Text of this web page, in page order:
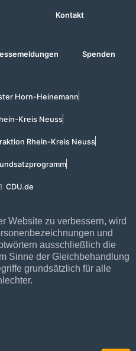
Kontakt
Spenden
Horn-Heinemann
Kreis Neuss
Rhein-Kreis Neuss
CDU.de
Website zu verbessern, wird
und
ausschließlich die
Sinne der Gleichbehandlung
grundsätzlich für alle